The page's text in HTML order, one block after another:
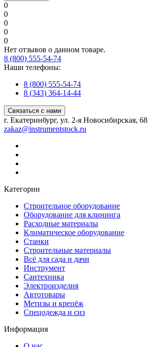
0
0
0
0
0
Нет отзывов о данном товаре.
8 (800) 555-54-74
Наши телефоны:
8 (800) 555-54-74
8 (343) 364-14-44
Связаться с нами
г. Екатеринбург, ул. 2-я Новосибирская, 68
zakaz@instrumentstock.ru
Категории
Строительное оборудование
Оборудование для клининга
Расходные материалы
Климатическое оборудование
Станки
Строительные материалы
Всё для сада и дачи
Инструмент
Сантехника
Электроизделия
Автотовары
Метизы и крепёж
Спецодежда и сиз
Информация